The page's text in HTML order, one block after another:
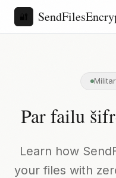
🔐
Par failu
Learn how
your files with